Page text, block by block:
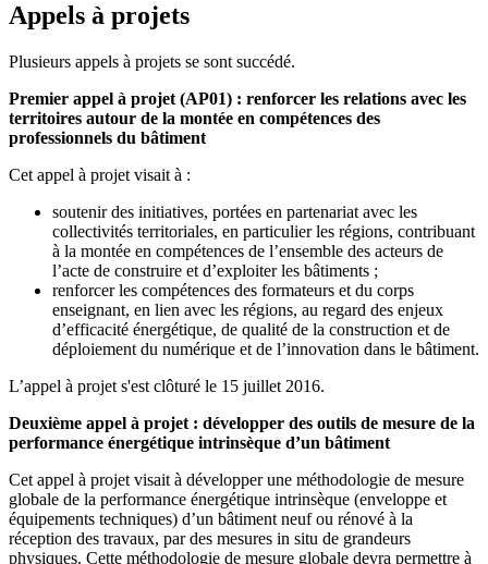
Appels à projets
Plusieurs appels à projets se sont succédé.
Premier appel à projet (AP01) : renforcer les relations avec les
territoires autour de la montée en compétences des
professionnels du bâtiment
Cet appel à projet visait à :
soutenir des initiatives, portées en partenariat avec les
collectivités territoriales, en particulier les régions, contribuant
à la montée en compétences de l’ensemble des acteurs de
l’acte de construire et d’exploiter les bâtiments ;
renforcer les compétences des formateurs et du corps
enseignant, en lien avec les régions, au regard des enjeux
d’efficacité énergétique, de qualité de la construction et de
déploiement du numérique et de l’innovation dans le bâtiment.
L’appel à projet s'est clôturé le 15 juillet 2016.
Deuxième appel à projet : développer des outils de mesure de la
performance énergétique intrinsèque d’un bâtiment
Cet appel à projet visait à développer une méthodologie de mesure
globale de la performance énergétique intrinsèque (enveloppe et
équipements techniques) d’un bâtiment neuf ou rénové à la
réception des travaux, par des mesures in situ de grandeurs
physiques. Cette méthodologie de mesure globale devra permettre à